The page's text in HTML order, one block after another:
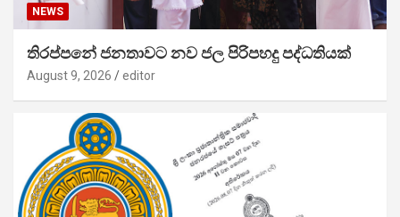
NEWS
තිරප්පනේ ජනතාවට නව ජල පිරිපහදු පද්ධතියක්
August 9, 2026 editor